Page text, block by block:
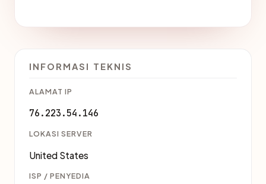
INFORMASI TEKNIS
ALAMAT IP
76.223.54.146
LOKASI SERVER
United States
ISP / PENYEDIA